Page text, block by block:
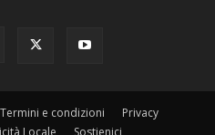
Termini e condizioni
Privacy
Locale Sostienici